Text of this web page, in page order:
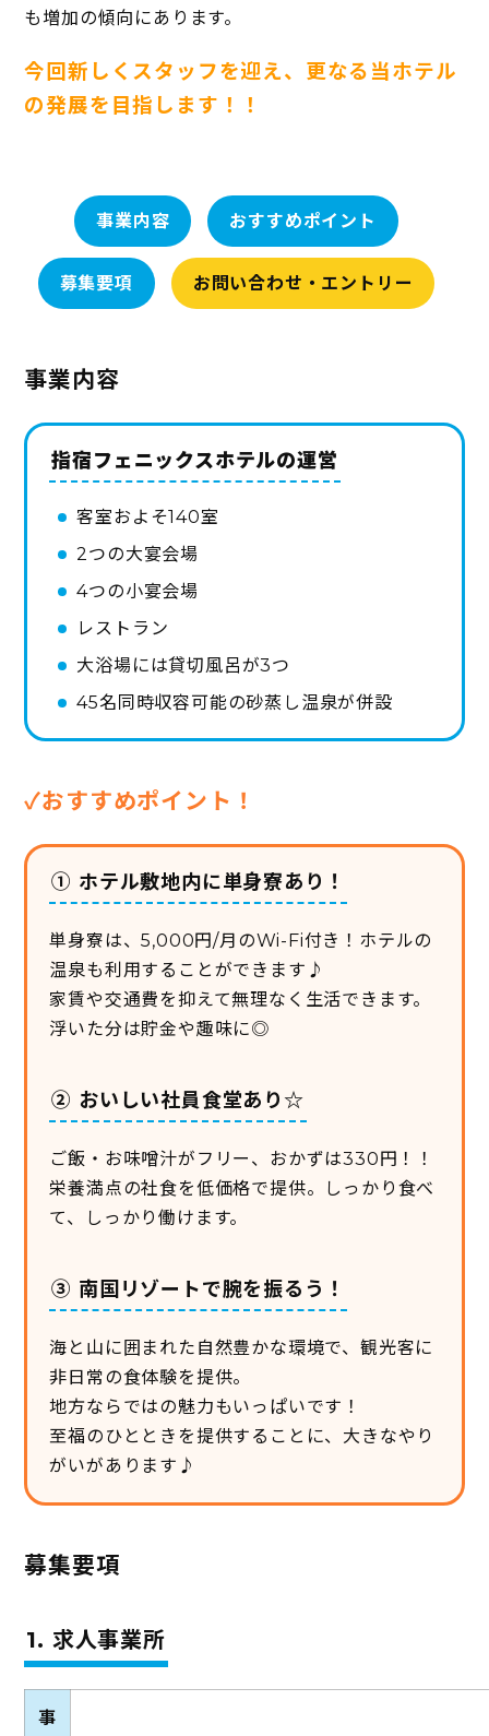
も増加の傾向にあります。
今回新しくスタッフを迎え、更なる当ホテル
の発展を目指します！！
事業内容 おすすめポイント
募集要項 お問い合わせ・エントリー
事業内容
指宿フェニックスホテルの運営
客室およそ140室
2つの大宴会場
4つの小宴会場
レストラン
大浴場には貸切風呂が3つ
45名同時収容可能の砂蒸し温泉が併設
✓おすすめポイント！
① ホテル敷地内に単身寮あり！
単身寮は、5,000円/月のWi-Fi付き！ホテルの
温泉も利用することができます♪
家賃や交通費を抑えて無理なく生活できます。
浮いた分は貯金や趣味に◎
② おいしい社員食堂あり☆
ご飯・お味噌汁がフリー、おかずは330円！！
栄養満点の社食を低価格で提供。しっかり食べ
て、しっかり働けます。
③ 南国リゾートで腕を振るう！
海と山に囲まれた自然豊かな環境で、観光客に
非日常の食体験を提供。
地方ならではの魅力もいっぱいです！
至福のひとときを提供することに、大きなやり
がいがあります♪
募集要項
1. 求人事業所
事